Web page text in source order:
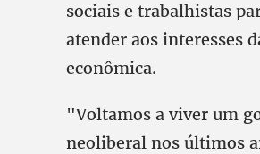
sociais e trabalhistas
atender aos interesses
econômica.
"Voltamos a viver um
neoliberal nos últimos